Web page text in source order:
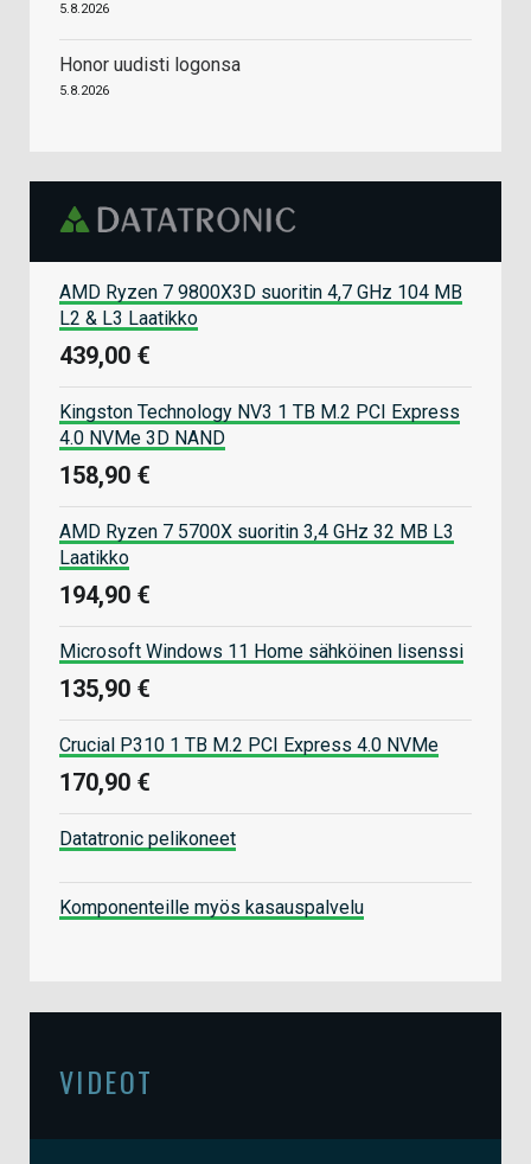
5.8.2026
Honor uudisti logonsa
5.8.2026
AMD Ryzen 7 9800X3D suoritin 4,7 GHz 104 MB
L2 & L3 Laatikko
439,00 €
Kingston Technology NV3 1 TB M.2 PCI Express
4.0 NVMe 3D NAND
158,90 €
AMD Ryzen 7 5700X suoritin 3,4 GHz 32 MB L3
Laatikko
194,90 €
Microsoft Windows 11 Home sähköinen lisenssi
135,90 €
Crucial P310 1 TB M.2 PCI Express 4.0 NVMe
170,90 €
Datatronic pelikoneet
Komponenteille myös kasauspalvelu
VIDEOT